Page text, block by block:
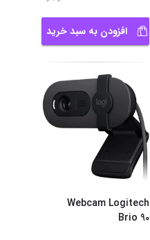
افزودن به سبد خرید
Webcam Logitech
Brio 90